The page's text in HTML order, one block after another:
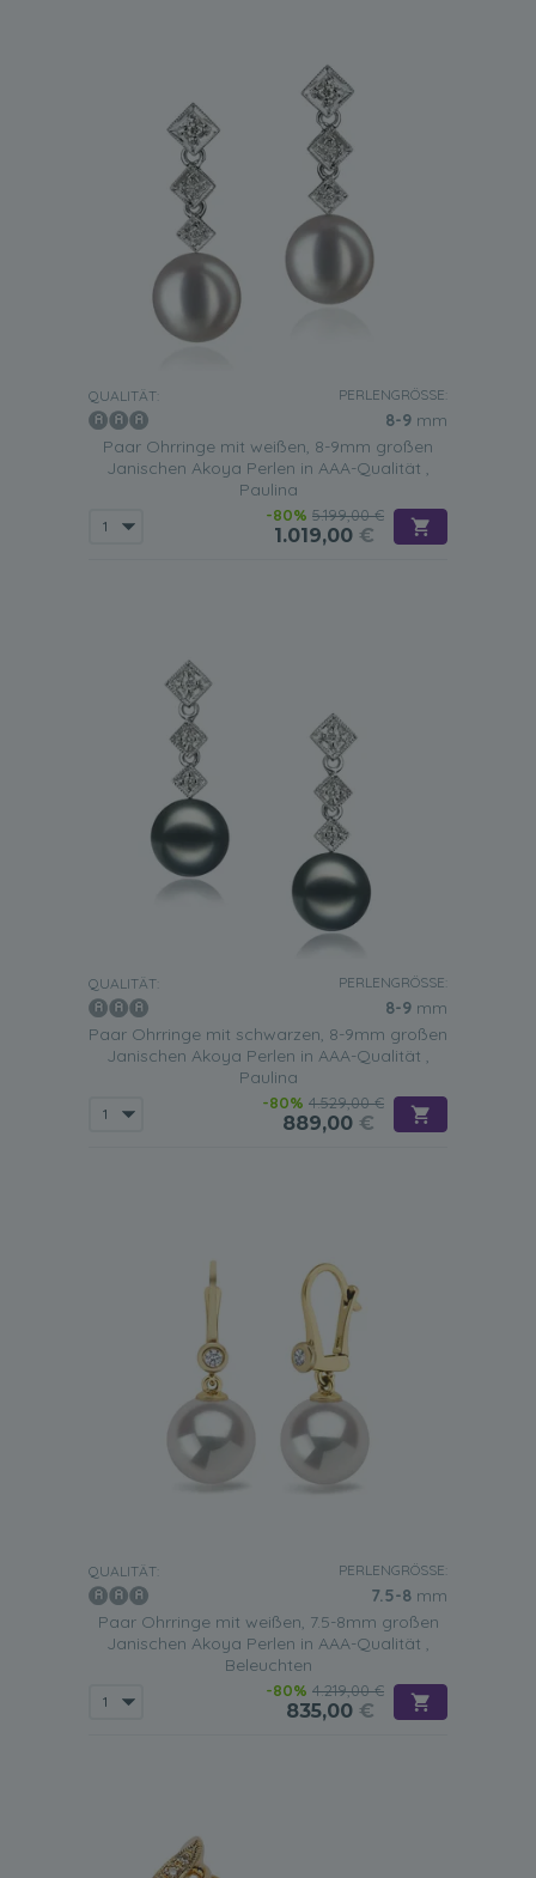
QUALITÄT: PERLENGRÖSSE:
8-9 mm
Paar Ohrringe mit weißen, 8-9mm großen
Janischen Akoya Perlen in AAA-Qualität ,
Paulina
-80% 5.199,00 €
1.019,00 €
QUALITÄT: PERLENGRÖSSE:
8-9 mm
Paar Ohrringe mit schwarzen, 8-9mm großen
Janischen Akoya Perlen in AAA-Qualität ,
Paulina
-80% 4.529,00 €
889,00 €
QUALITÄT: PERLENGRÖSSE:
7.5-8 mm
Paar Ohrringe mit weißen, 7.5-8mm großen
Janischen Akoya Perlen in AAA-Qualität ,
Beleuchten
-80% 4.219,00 €
835,00 €